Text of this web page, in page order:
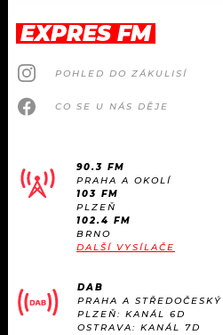
EXPRES FM
POHLED DO ZÁKULISÍ
CO SE U NÁS DĚJE
90.3 FM
PRAHA A OKOLÍ
103 FM
PLZEŇ
102.4 FM
BRNO
DALŠÍ VYSÍLAČE
DAB
PRAHA A
PLZEŇ: KANÁL 6D
OSTRAVA: KANÁL 7D